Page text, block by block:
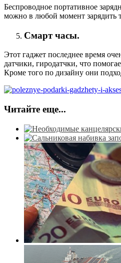
Беспроводное портативное
можно в любой момент зарядить
Смарт часы.
Этот гаджет последнее время
датчики, гиродатчки, что
Кроме того по дизайну они
Читайте еще...